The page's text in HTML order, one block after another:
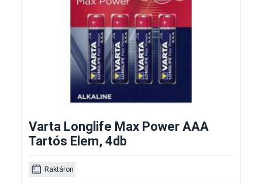
Varta Longlife Max Power AAA
Tartós Elem, 4db
Raktáron